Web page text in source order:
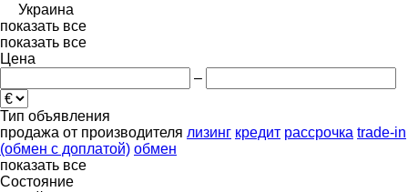
Украина
показать все
показать все
Цена
–
Тип объявления
продажа от производителя лизинг кредит рассрочка trade-in
(обмен с доплатой) обмен
показать все
Состояние